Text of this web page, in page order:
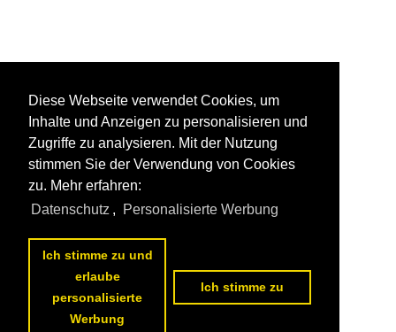
Diese Webseite verwendet Cookies, um
Inhalte und Anzeigen zu personalisieren und
Zugriffe zu analysieren. Mit der Nutzung
stimmen Sie der Verwendung von Cookies
zu. Mehr erfahren:
Datenschutz , Personalisierte Werbung
Ich stimme zu und
erlaube
personalisierte
Werbung
Ich stimme zu